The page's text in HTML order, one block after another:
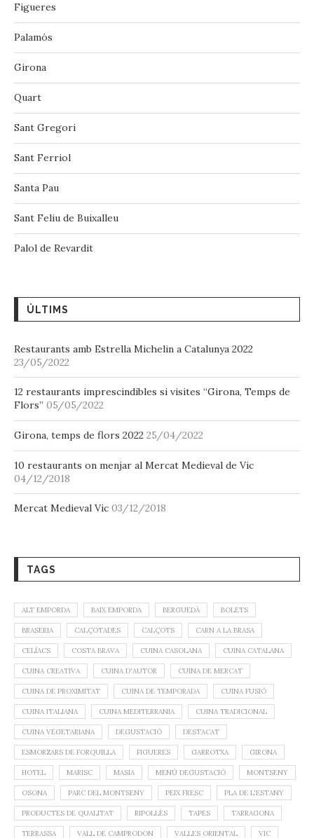
Figueres
Palamós
Girona
Quart
Sant Gregori
Sant Ferriol
Santa Pau
Sant Feliu de Buixalleu
Palol de Revardit
ÚLTIMS
Restaurants amb Estrella Michelin a Catalunya 2022
23/05/2022
12 restaurants imprescindibles si visites “Girona, Temps de
Flors” 05/05/2022
Girona, temps de flors 2022 25/04/2022
10 restaurants on menjar al Mercat Medieval de Vic
04/12/2018
Mercat Medieval Vic 03/12/2018
TAGS
ALT EMPORDA BAIX EMPORDA BERGUEDÀ BOLETS
BRASERIA CALÇOTADES CALÇOTS CARN A LA BRASA
CELÍACS COSTA BRAVA CUINA CASOLANA CUINA CATALANA
CUINA CREATIVA CUINA D'AUTOR CUINA DE MERCAT
CUINA DE PROXIMITAT CUINA DE TEMPORADA CUINA FUSIÓ
CUINA ITALIANA CUINA MEDITERRANIA CUINA TRADICIONAL
CUINA VEGETARIANA DEGUSTACIÓ DESTACAT
ESMORZARS DE FORQUILLA FIGUERES GARROTXA GIRONA
HOTEL MARISC MASIA MENÚ DEGUSTACIÓ MONTSENY
OSONA PARC DEL MONTSENY PEIX FRESC PLA DE L'ESTANY
PRODUCTES DE QUALITAT RIPOLLÈS TAPES TARRAGONA
TERRASSA VALL DE CAMPRODON VALLES ORIENTAL VIC